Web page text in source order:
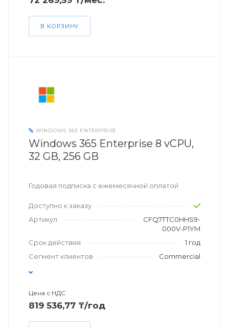
В КОРЗИНУ
WINDOWS 365 ENTERPRISE
Windows 365 Enterprise 8 vCPU,
32 GB, 256 GB
Годовая подписка с ежемесячной оплатой
Доступно к заказу
Артикул
CFQ7TTC0HHS9-
000V-P1YM
Срок действия
1 год
Сегмент клиентов
Commercial
Цена с НДС
819 536,77 ₸/год